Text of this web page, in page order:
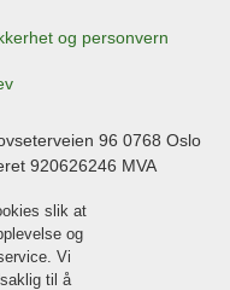
og personvern
96 0768 Oslo
920626246 MVA
slik at
og
Vi
til å